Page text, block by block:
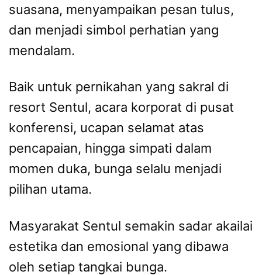
suasana, menyampaikan pesan tulus,
dan menjadi simbol perhatian yang
mendalam.
Baik untuk pernikahan yang sakral di
resort Sentul, acara korporat di pusat
konferensi, ucapan selamat atas
pencapaian, hingga simpati dalam
momen duka, bunga selalu menjadi
pilihan utama.
Masyarakat Sentul semakin sadar akailai
estetika dan emosional yang dibawa
oleh setiap tangkai bunga.